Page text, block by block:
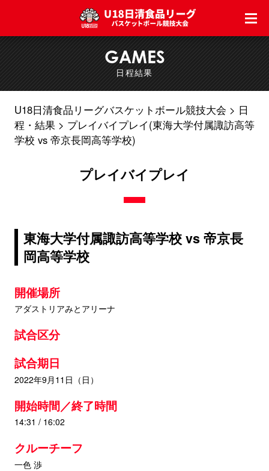
GAMES
日程結果
U18日清食品リーグバスケットボール競技大会
日
程・結果
プレイバイプレイ(東海大学付属諏訪高等
学校 vs 帝京長岡高等学校)
プレイバイプレイ
東海大学付属諏訪高等学校 vs 帝京長
岡高等学校
開催場所
アダストリアみとアリーナ
試合区分
試合期日
2022年9月11日（日）
開始時間／終了時間
14:31 / 16:02
クルーチーフ
一色 渉